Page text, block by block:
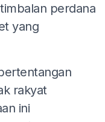
perdana
yang
rakyat
ini